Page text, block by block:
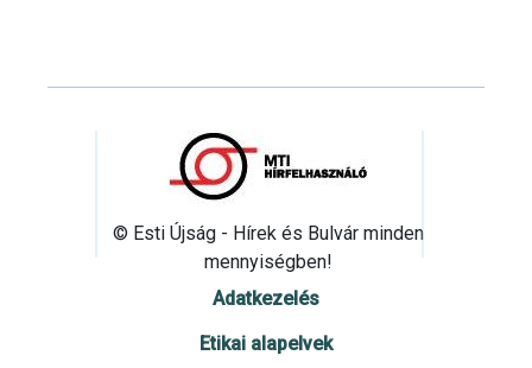
© Esti Újság - Hírek és Bulvár minden
mennyiségben!
Adatkezelés
Etikai alapelvek